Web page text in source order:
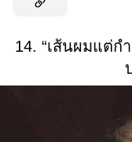
14. “เส้นผมแต่ก